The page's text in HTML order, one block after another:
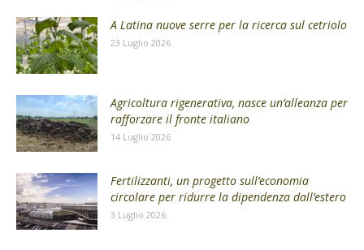
A Latina nuove serre per la ricerca sul cetriolo
23 Luglio 2026
Agricoltura rigenerativa, nasce un’alleanza per
rafforzare il fronte italiano
14 Luglio 2026
Fertilizzanti, un progetto sull’economia
circolare per ridurre la dipendenza dall’estero
3 Luglio 2026